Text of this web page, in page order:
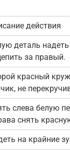
действия
деталь
за правый.
красный
не
слева белую
снять
на крайние